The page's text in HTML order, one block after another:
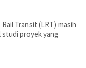
Transit (LRT) masih
studi proyek yang